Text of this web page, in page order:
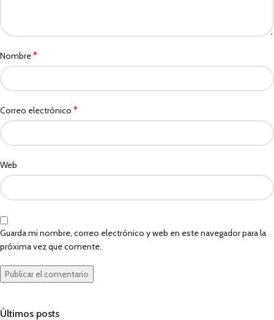
Nombre*
Correo electrónico *
Web
Guarda mi nombre, correo electrónico y web en este navegador para la
próxima vez que comente.
Últimos posts